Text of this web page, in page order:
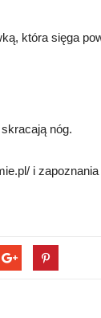
która sięga
nóg.
i